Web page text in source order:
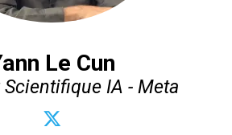
Le Cun
IA - Meta